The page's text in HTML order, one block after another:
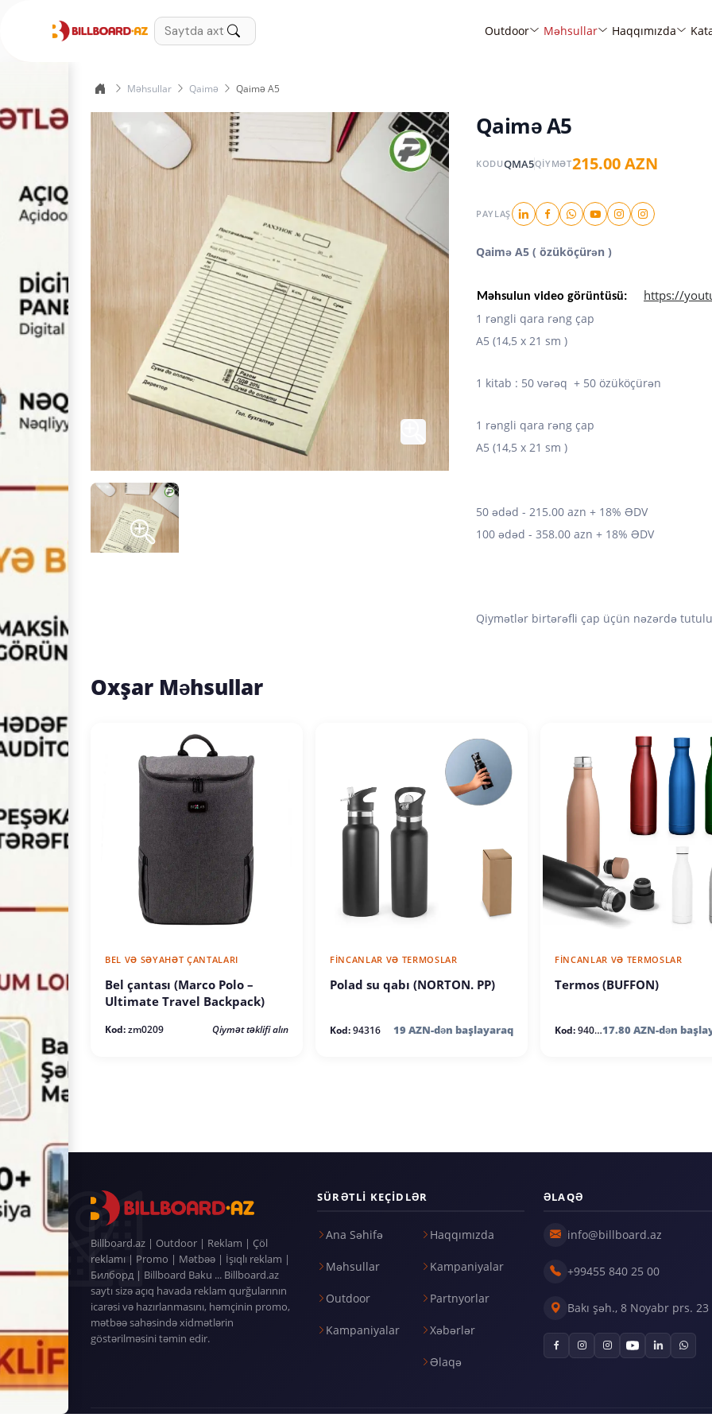
Outdoor Məhsullar Haqqımızda
Məhsullar Qaimə Qaimə A5
Qaimə A5
KODUQMA5QIYMƏT215.00 AZN
PAYLAŞ
Qaimə A5 ( özüköçürən )
Məhsulun video görüntüsü: https://
1 rəngli qara rəng çap
A5 (14,5 x 21 sm )
1 kitab : 50 vərəq + 50 özüköçürən
1 rəngli qara rəng çap
A5 (14,5 x 21 sm )
50 ədəd - 215.00 azn + 18% ƏDV
100 ədəd - 358.00 azn + 18% ƏDV
Qiymətlər birtərəfli çap üçün nəzərdə
Oxşar Məhsullar
BEL VƏ SƏYAHƏT ÇANTALARI
Bel çantası (Marco Polo –
Ultimate Travel Backpack)
Kod:zm0209 Qiymət təklifi alın
FINCANLAR VƏ TERMOSLAR
Polad su qabı (NORTON. PP)
Kod:94316 19 AZN-dən başlayaraq
FINCANLAR VƏ TERMOSLAR
Termos (BUFFON)
Kod:94078 17.80 AZN-dən
Billboard.az | Outdoor | Reklam | Çöl
reklamı | Promo | Mətbəə | İşıqlı reklam |
Билборд | Billboard Baku ... Billboard.az
saytı sizə açıq havada reklam qurğularının
icarəsi və hazırlanmasını, həmçinin promo,
mətbəə sahəsində xidmətlərin
göstərilməsini təmin edir.
SÜRƏTLI KEÇIDLƏR
Ana Səhifə
Məhsullar
Outdoor
Kampaniyalar
Haqqımızda
Kampaniyalar
Partnyorlar
Xəbərlər
Əlaqə
ƏLAQƏ
info@billboard.az
+99455 840 25 00
Bakı şəh., 8 Noyabr prs. 23